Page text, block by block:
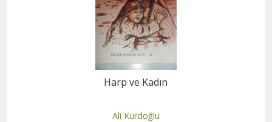
Harp ve Kadın
Ali Kurdoğlu